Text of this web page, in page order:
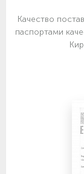
Качество
паспортами